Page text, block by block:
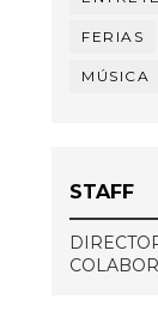
FERIAS
MÚSICA
STAFF